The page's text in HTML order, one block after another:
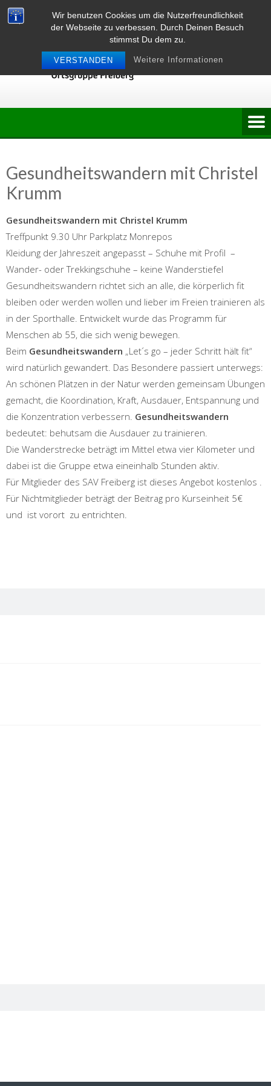
Wir benutzen Cookies um die Nutzerfreundlichkeit
der Webseite zu verbessen. Durch Deinen Besuch
stimmst Du dem zu.
VERSTANDEN Weitere Informationen
Skip
to
Gesundheitswandern mit Christel
Krumm
Gesundheitswandern mit Christel Krumm
Treffpunkt 9.30 Uhr Parkplatz Monrepos
Kleidung der Jahreszeit angepasst – Schuhe mit Profil –
Wander- oder Trekkingschuhe – keine Wanderstiefel
Gesundheitswandern richtet sich an alle, die körperlich fit
bleiben oder werden wollen und lieber im Freien trainieren als
in der Sporthalle. Entwickelt wurde das Programm für
Menschen ab 55, die sich wenig bewegen.
Beim Gesundheitswandern „Let´s go – jeder Schritt hält fit“
wird natürlich gewandert. Das Besondere passiert unterwegs:
An schönen Plätzen in der Natur werden gemeinsam Übungen
gemacht, die Koordination, Kraft, Ausdauer, Entspannung und
die Konzentration verbessern. Gesundheitswandern
bedeutet: behutsam die Ausdauer zu trainieren.
Die Wanderstrecke beträgt im Mittel etwa vier Kilometer und
dabei ist die Gruppe etwa eineinhalb Stunden aktiv.
Für Mitglieder des SAV Freiberg ist dieses Angebot kostenlos .
Für Nichtmitglieder beträgt der Beitrag pro Kurseinheit 5€
und ist vorort zu entrichten.